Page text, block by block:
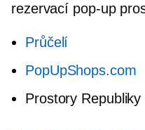
rezervací pop-up
Průčelí
PopUpShops.com
Prostory Republiky